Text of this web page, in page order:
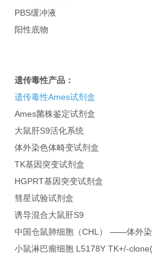
PBS缓冲液
阳性底物
遗传毒性产品：
遗传毒性Ames试剂盒
Ames菌株鉴定试剂盒
大鼠肝S9活化系统
体外染色体畸变试剂盒
TK基因突变试剂盒
HGPRT基因突变试剂盒
彗星试验试剂盒
诱导混合大鼠肝S9
中国仓鼠肺细胞（CHL） ——体外
小鼠淋巴瘤细胞 L5178Y TK+/-